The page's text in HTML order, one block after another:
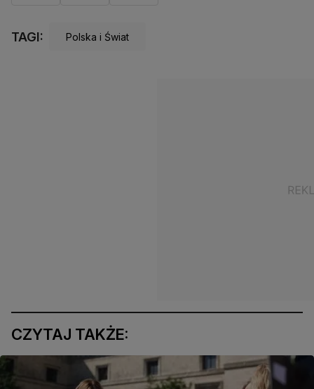
TAGI: Polska i Świat
CZYTAJ TAKŻE: